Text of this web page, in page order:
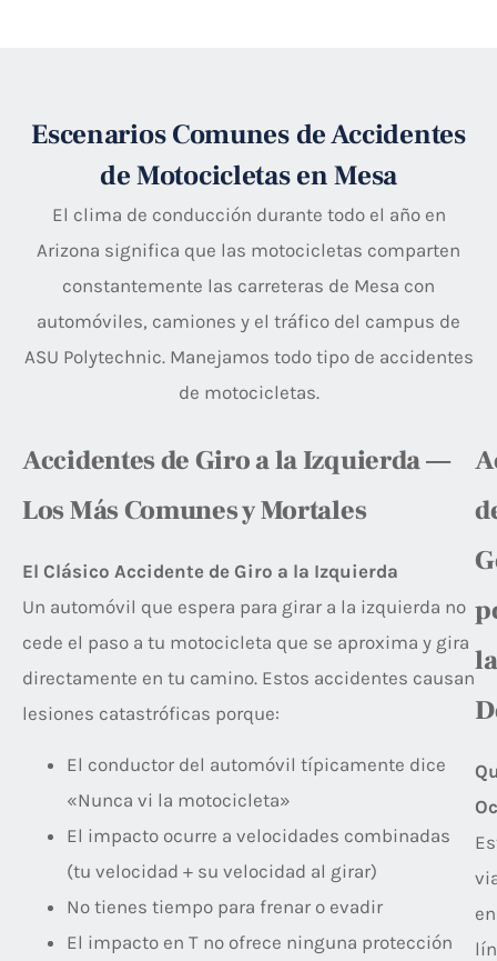
Escenarios Comunes de Accidentes
de Motocicletas en Mesa
El clima de conducción durante todo el año en
Arizona significa que las motocicletas comparten
constantemente las carreteras de Mesa con
automóviles, camiones y el tráfico del campus de
ASU Polytechnic. Manejamos todo tipo de accidentes
de motocicletas.
Accidentes de Giro a la Izquierda —
Los Más Comunes y Mortales
El Clásico Accidente de Giro a la Izquierda
Un automóvil que espera para girar a la izquierda no
cede el paso a tu motocicleta que se aproxima y gira
directamente en tu camino. Estos accidentes causan
lesiones catastróficas porque:
El conductor del automóvil típicamente dice
«Nunca vi la motocicleta»
El impacto ocurre a velocidades combinadas
(tu velocidad + su velocidad al girar)
No tienes tiempo para frenar o evadir
El impacto en T no ofrece ninguna protección
la
en